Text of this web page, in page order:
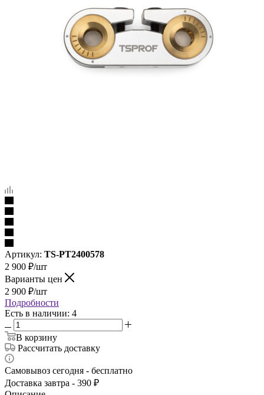
Артикул: TS-PT2400578
2 900 ₽/шт
Варианты цен
2 900 ₽/шт
Подробности
Есть в наличии: 4
В корзину
Рассчитать доставку
Самовывоз сегодня - бесплатно
Доставка завтра - 390 ₽